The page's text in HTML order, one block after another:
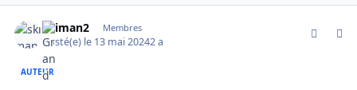
skiman2 Membres
Posté(e) le 13 mai 20242 a
AUTEUR